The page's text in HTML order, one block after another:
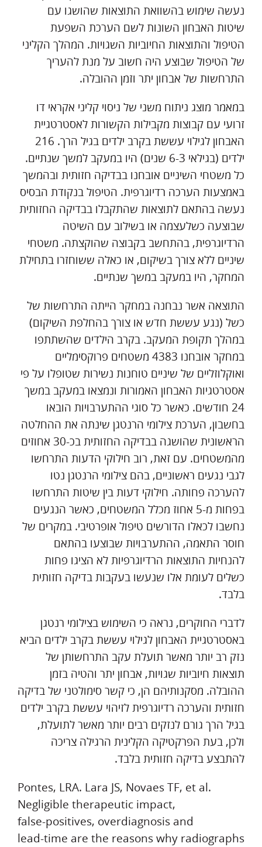
נעשה שימוש בהשוואת התוצאות שהושגו עם
שיטות האבחון השונות לשם הערכת השפעת
הטיפול והתוצאות החיוביות השגויות. המהלך הקליני
של הטיפול שבוצע היה חשוב על מנת להעריך
התרחשות של אבחון יתר וזמן ההובלה.
במאמר מוצג ניתוח משני של ניסוי קליני אקראי דו
זרועי עם קבוצות מקבילות הקשורות לאסטרטגיית
האבחון לגילוי עששת בקרב ילדים בגיל הרך. 216
ילדים (בגילאי 6-3 שנים) היו במעקב למשך שנתיים.
כל משטחי השיניים אובחנו בבדיקה חזותית ובהמשך
באמצעות הערכה רדיוגרפית. הטיפול בנקודת הבסיס
נעשה בהתאם לתוצאות שהתקבלו בבדיקה החזותית
שבוצעה כשלעצמה או בשילוב עם השיטה
הרדיוגרפית, בהתחשב בקבוצה שהוקצתה. משטחי
שיניים ללא צורך בשיקום, או כאלה ששוחזרו בתחילת
המחקר, היו במעקב במשך שנתיים.
התוצאה אשר נבחנה במחקר הייתה התרחשות של
כשל (נגע עששת חדש או צורך בהחלפת השיקום)
במהלך תקופת המעקב. בקרב הילדים שהשתתפו
במחקר אובחנו 4383 משטחים פרוקסימליים
ואוקלוזליים של שיניים טוחנות נשירות שטופלו על פי
אסטרטגיות האבחון האמורות ונמצאו במעקב במשך
24 חודשים. כאשר כל סוגי ההתערבויות הובאו
בחשבון, הערכת צילומי הרנטגן שינתה את ההחלטה
הראשונית שהושגה בבדיקה החזותית בכ-30 אחוזים
מהמשטחים. עם זאת, רוב חילוקי הדעות התרחשו
לגבי נגעים ראשוניים, בהם צילומי הרנטגן נטו
להערכה פחותה. חילוקי דעות בין שיטות התרחשו
בפחות מ-5 אחוז מכלל המשטחים, כאשר הנגעים
נחשבו לכאלו הדורשים טיפול אופרטיבי. במקרים של
חוסר התאמה, ההתערבויות שבוצעו בהתאם
להנחיות התוצאות הרדיוגרפיות לא הציגו פחות
כשלים לעומת אלו שנעשו בעקבות בדיקה חזותית
בלבד.
לדברי החוקרים, נראה כי השימוש בצילומי רנטגן
באסטרטגיית האבחון לגילוי עששת בקרב ילדים הביא
נזק רב יותר מאשר תועלת עקב התרחשותן של
תוצאות חיוביות שגויות, אבחון יתר והטיה בזמן
ההובלה. מסקנותיהם הן, כי קשר סימולטני של בדיקה
חזותית והערכה רדיוגרפית לזיהוי עששת בקרב ילדים
בגיל הרך גורם לנזקים רבים יותר מאשר לתועלת,
ולכן, בעת הפרקטיקה הקלינית הרגילה צריכה
להתבצע בדיקה חזותית בלבד.
Pontes, LRA. Lara JS, Novaes TF, et al.
Negligible therapeutic impact,
false‑positives, overdiagnosis and
lead‑time are the reasons why radiographs